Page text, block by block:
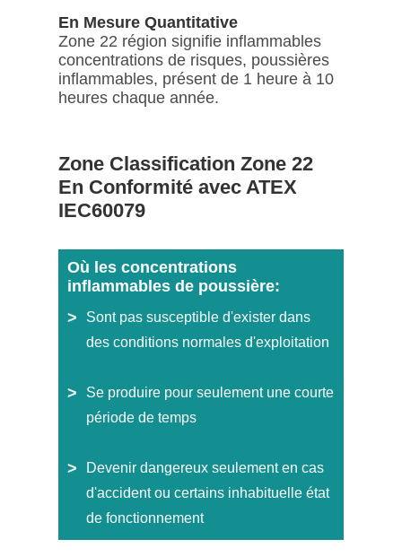
En Mesure Quantitative
Zone 22 région signifie inflammables
concentrations de risques, poussières
inflammables, présent de 1 heure à 10
heures chaque année.
Zone Classification Zone 22
En Conformité avec ATEX
IEC60079
Où les concentrations
inflammables de poussière:
Sont pas susceptible d'exister dans
des conditions normales d'exploitation
Se produire pour seulement une courte
période de temps
Devenir dangereux seulement en cas
d'accident ou certains inhabituelle état
de fonctionnement